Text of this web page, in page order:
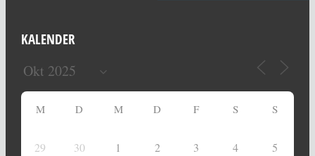
KALENDER
M D M D F S S
29 30 1 2 3 4 5